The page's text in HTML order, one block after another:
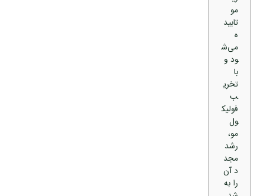
مو
تابید
ه
می‌ش
ود و
با
تخری
ب
فولیک
ول
مو،
رشد
مجد
د آن
را به